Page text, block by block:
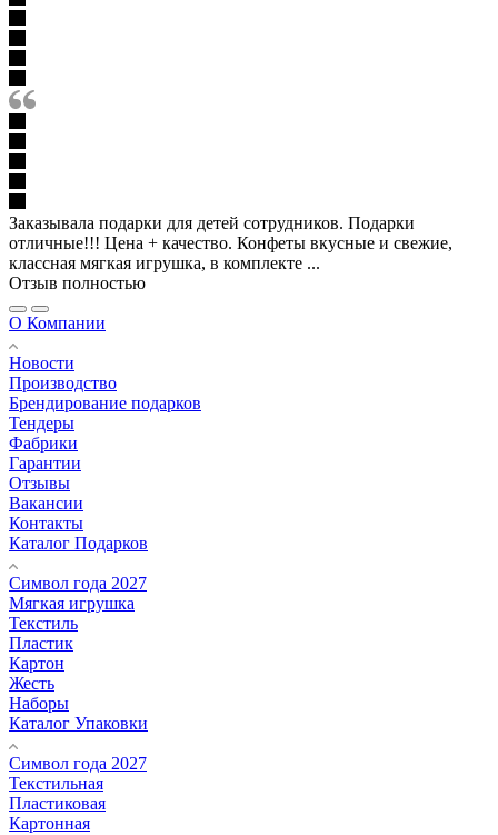
Заказывала подарки для детей сотрудников. Подарки
отличные!!! Цена + качество. Конфеты вкусные и свежие,
классная мягкая игрушка, в комплекте ...
Отзыв полностью
О Компании
Новости
Производство
Брендирование подарков
Тендеры
Фабрики
Гарантии
Отзывы
Вакансии
Контакты
Каталог Подарков
Символ года 2027
Мягкая игрушка
Текстиль
Пластик
Картон
Жесть
Наборы
Каталог Упаковки
Символ года 2027
Текстильная
Пластиковая
Картонная